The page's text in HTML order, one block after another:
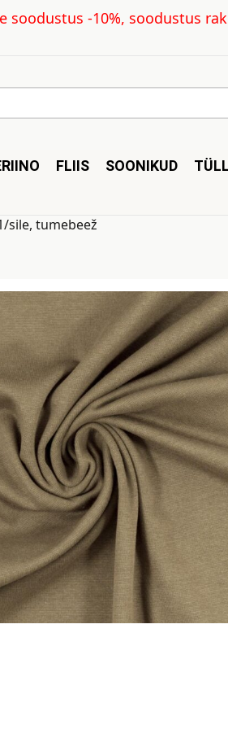
soodustus -10%, soodustus
FLIIS SOONIKUD TÜLL
sile, tumebeež